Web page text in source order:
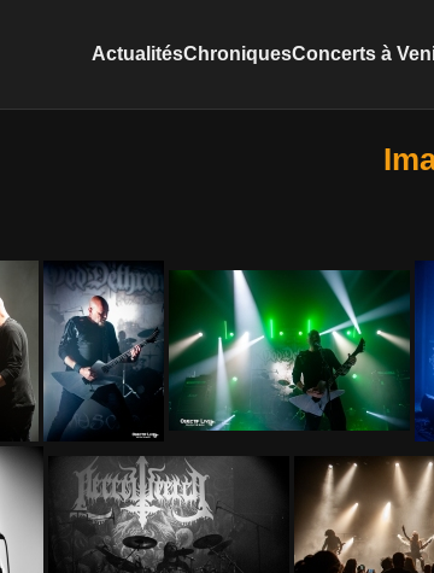
ActualitésChroniquesConcerts à